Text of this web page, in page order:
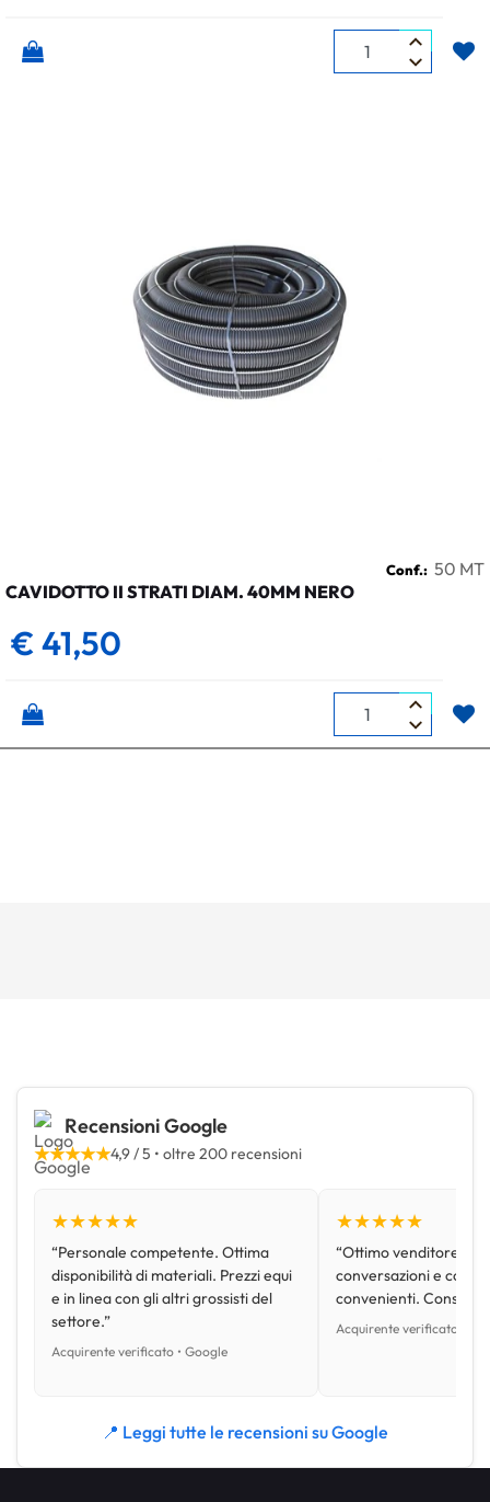
Quantità
Conf.: 50 MT
CAVIDOTTO II STRATI DIAM. 40MM NERO
€ 41,50
Quantità
Recensioni Google
★★★★★4,9 / 5 • oltre 200 recensioni
★★★★★
“Personale competente. Ottima
disponibilità di materiali. Prezzi equi
e in linea con gli altri grossisti del
settore.”
Acquirente verificato • Google
★★★★★
“Ottimo venditore,
conversazioni e con
convenienti.
Acquirente verificato •
📍 Leggi tutte le recensioni su Google